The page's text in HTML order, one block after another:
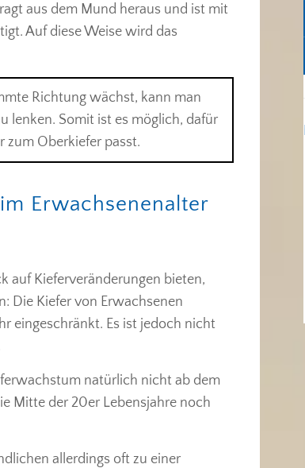
aus dem Mund heraus und ist mit
Auf diese Weise wird das
Richtung wächst, kann man
lenken. Somit ist es möglich, dafür
zum Oberkiefer passt.
Erwachsenenalter
auf Kieferveränderungen bieten,
Die Kiefer von Erwachsenen
eingeschränkt. Es ist jedoch nicht
natürlich nicht ab dem
Mitte der 20er Lebensjahre noch
allerdings oft zu einer